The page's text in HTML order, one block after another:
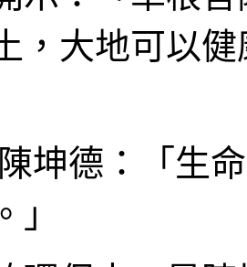
，大地可以
坤德：「生